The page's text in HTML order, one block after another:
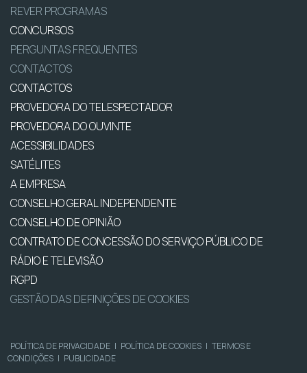
REVER PROGRAMAS
CONCURSOS
PERGUNTAS FREQUENTES
CONTACTOS
CONTACTOS
PROVEDORA DO TELESPECTADOR
PROVEDORA DO OUVINTE
ACESSIBILIDADES
SATÉLITES
A EMPRESA
CONSELHO GERAL INDEPENDENTE
CONSELHO DE OPINIÃO
CONTRATO DE CONCESSÃO DO SERVIÇO PÚBLICO DE
RÁDIO E TELEVISÃO
RGPD
GESTÃO DAS DEFINIÇÕES DE COOKIES
POLÍTICA DE PRIVACIDADE | POLÍTICA DE COOKIES | TERMOS E
CONDIÇÕES | PUBLICIDADE